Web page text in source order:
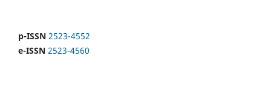
p-ISSN 2523-4552
e-ISSN 2523-4560